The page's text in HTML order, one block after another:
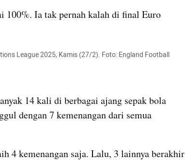
100%. Ia tak pernah kalah di final Euro
League 2025, Kamis (27/2). Foto: England Football
14 kali di berbagai ajang sepak bola
dengan 7 kemenangan dari semua
4 kemenangan saja. Lalu, 3 lainnya berakhir